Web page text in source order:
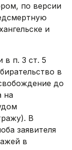
по версии
и
в п. 3 ст. 5
в
до
на
В
заявителя
в